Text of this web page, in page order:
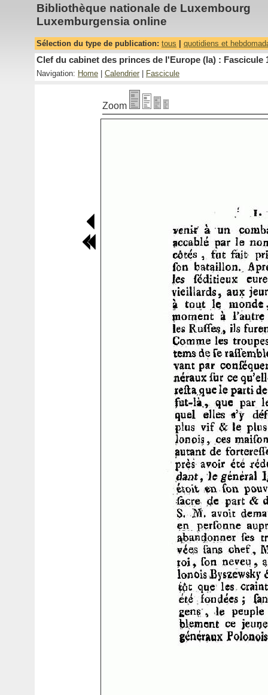
Bibliothèque nationale de Luxembourg
Luxemburgensia online
Sélection du type de publication: tous quotidiens et
Clef du cabinet des princes de l'Europe (la) : Fascicule
Navigation: Home Calendrier Fascicule
Zoom